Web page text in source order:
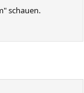
schauen.